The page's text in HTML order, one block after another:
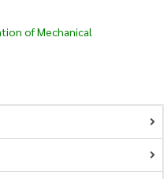
of Mechanical